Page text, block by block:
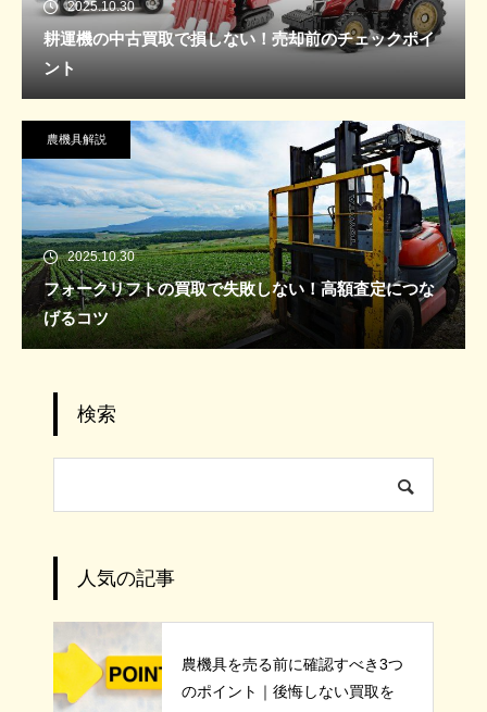
2025.10.30
耕運機の中古買取で損しない！売却前のチェックポイ
ント
農機具解説
2025.10.30
フォークリフトの買取で失敗しない！高額査定につな
げるコツ
検索
人気の記事
農機具を売る前に確認すべき3つ
のポイント｜後悔しない買取を